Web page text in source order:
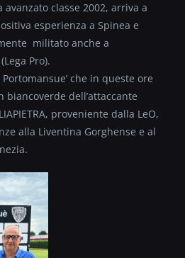
classe 2002, arriva a
esperienza a Spinea e
militato anche a
Pro).
che in queste ore
biancoverde dell’attaccante
proveniente dalla LeO,
alla Liventina Gorghense e al